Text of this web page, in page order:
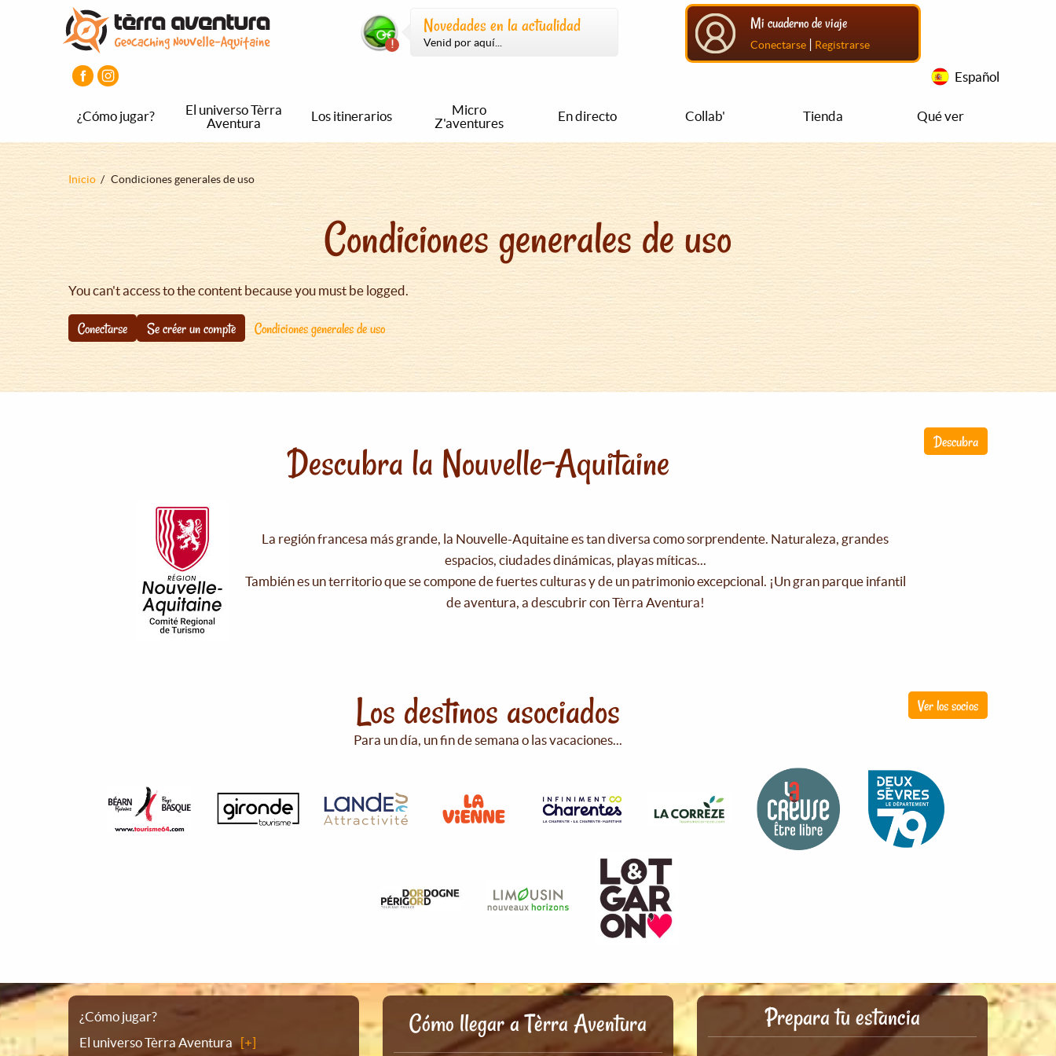
Novedades en la actualidad
Venid por aquí...
Mi cuaderno de viaje
Conectarse | Registrarse
Español
¿Cómo jugar?
El universo Tèrra
Aventura
Los itinerarios
Micro
Z'aventures
En directo Collab' Tienda Qué ver
Sobrescribir
ayuda
la
navegación
Inicio Condiciones generales de uso
Condiciones generales de uso
You can't access to the content because you must be logged.
Conectarse Se créer un compte Condiciones generales de uso
Descubra
Descubra la Nouvelle-Aquitaine
La región francesa más grande, la Nouvelle-Aquitaine es tan diversa como sorprendente. Naturaleza, grandes
espacios, ciudades dinámicas, playas míticas...
También es un territorio que se compone de fuertes culturas y de un patrimonio excepcional. ¡Un gran parque infantil
de aventura, a descubrir con Tèrra Aventura!
Ver los socios
Los destinos asociados
Para un día, un fin de semana o las vacaciones...
Plano
¿Cómo jugar?
El universo Tèrra Aventura
Cómo llegar a Tèrra Aventura Prepara tu estancia